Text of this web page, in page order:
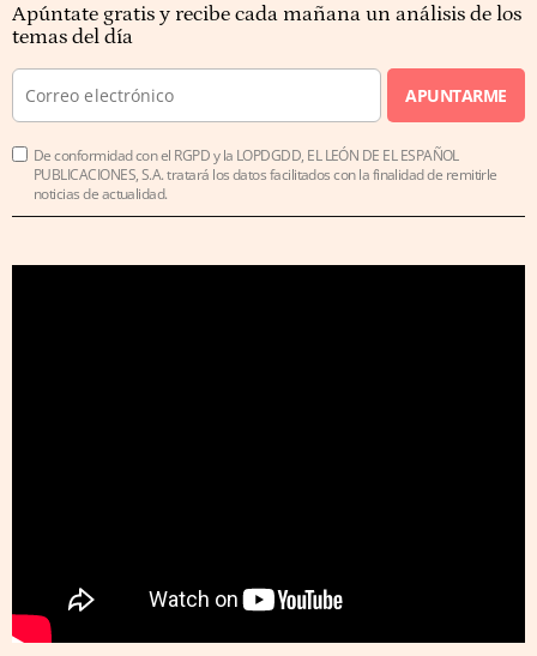
Apúntate gratis y recibe cada mañana un análisis de los
temas del día
APUNTARME
De conformidad con el RGPD y la LOPDGDD, EL LEÓN DE EL ESPAÑOL
PUBLICACIONES, S.A. tratará los datos facilitados con la finalidad de remitirle
noticias de actualidad.